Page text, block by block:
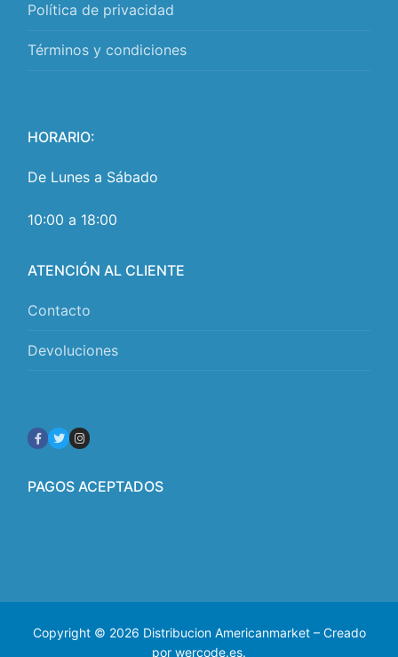
Política de privacidad
Términos y condiciones
HORARIO:
De Lunes a Sábado
10:00 a 18:00
ATENCIÓN AL CLIENTE
Contacto
Devoluciones
PAGOS ACEPTADOS
Copyright © 2026 Distribucion Americanmarket – Creado
por wercode.es.